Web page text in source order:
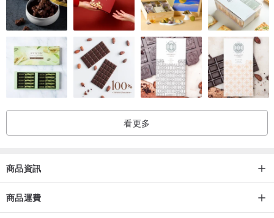
第五步｜包裝寄出 📦
包裝妥當後，小寶貝就會回家啦！
請在家中等待小寶貝回家 🏠❣️
━━━━━━━━━━━━━━━━━━━━━━
⚠️ 注意事項
✨ 免費修改直至客人滿意為止
如有保密需求請特別告知
✨ 客製公仔開始製作後，恕無法修改姿勢 / 表情及退換貨
看更多
商品資訊
商品運費